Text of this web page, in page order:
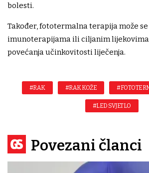
bolesti.
Također, fototermalna terapija može
imunoterapijama ili ciljanim
povećanja učinkovitosti liječenja.
#RAK #RAK KOŽE
#LED SVJETLO
Povezani članci